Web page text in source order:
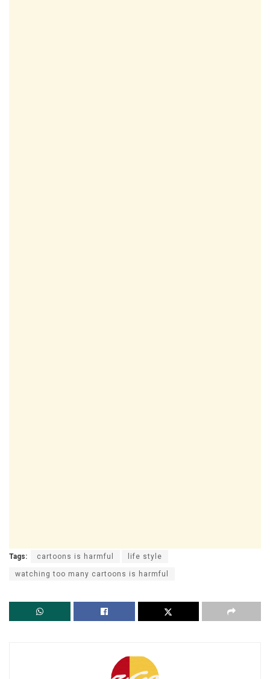
Tags: cartoons is harmful life style
watching too many cartoons is harmful